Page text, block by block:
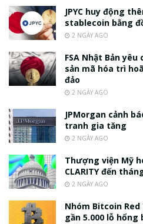
JPYC huy động
stablecoin bằng
2 NGÀY AGO
FSA Nhật Bản
sản mã hóa trì
đảo
2 NGÀY AGO
JPMorgan cảnh
tranh gia tăng
2 NGÀY AGO
Thượng viện Mỹ
CLARITY đến
2 NGÀY AGO
Nhóm Bitcoin
gần 5.000 lỗ hổng